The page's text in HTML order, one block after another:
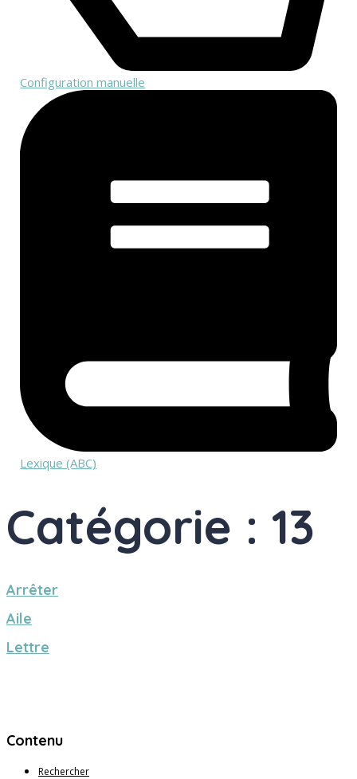
Configuration manuelle
Lexique (ABC)
Catégorie : 13
Arrêter
Aile
Lettre
Contenu
Rechercher